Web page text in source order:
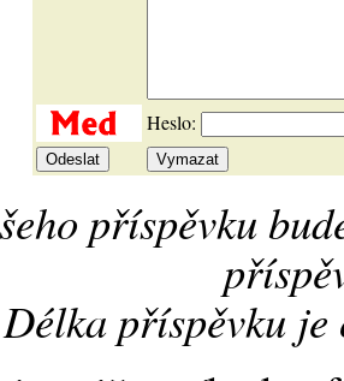
Heslo:
příspěvku
Délka příspěvku je